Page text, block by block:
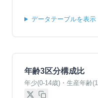
データテーブルを表示
年齢3区分構成比
年少(0-14歳)・生産年齢